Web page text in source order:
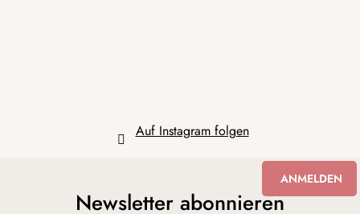
Auf Instagram folgen
Newsletter abonnieren
ANMELDEN